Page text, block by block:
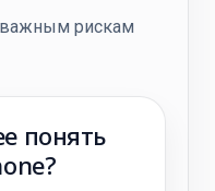
важным рискам
понять